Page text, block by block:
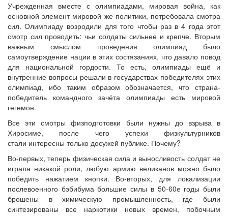
Учрежденная вместе с олимпиадами, мировая война, как
основной элемент мировой же политики, потребовала смотра
сил. Олимпиаду возродили для того чтобы раз в 4 года этот
смотр сил проводить: чьи солдаты сильнее и крепче. Вторым
важным смыслом проведения олимпиад было
самоутверждение нации в этих состязаниях, что давало повод
для национальной гордости. То есть, олимпиады ещё и
внутренние вопросы решали в государствах-победителях этих
олимпиад, ибо таким образом обозначается, что страна-
победитель командного зачёта олимпиады есть мировой
гегемон.
Все эти смотры физподготовки были нужны до взрыва в
Хиросиме, после чего успехи физкультурников
стали интересны только досужей публике. Почему?
Во-первых, теперь физическая сила и выносливость солдат не
играла никакой роли, любую армию великанов можно было
победить нажатием кнопки. Во-вторых, для локализации
послевоенного бэбибума большие силы в 50-60е годы были
брошены в химическую промышленность, где были
синтезированы все наркотики новых времен, побочным